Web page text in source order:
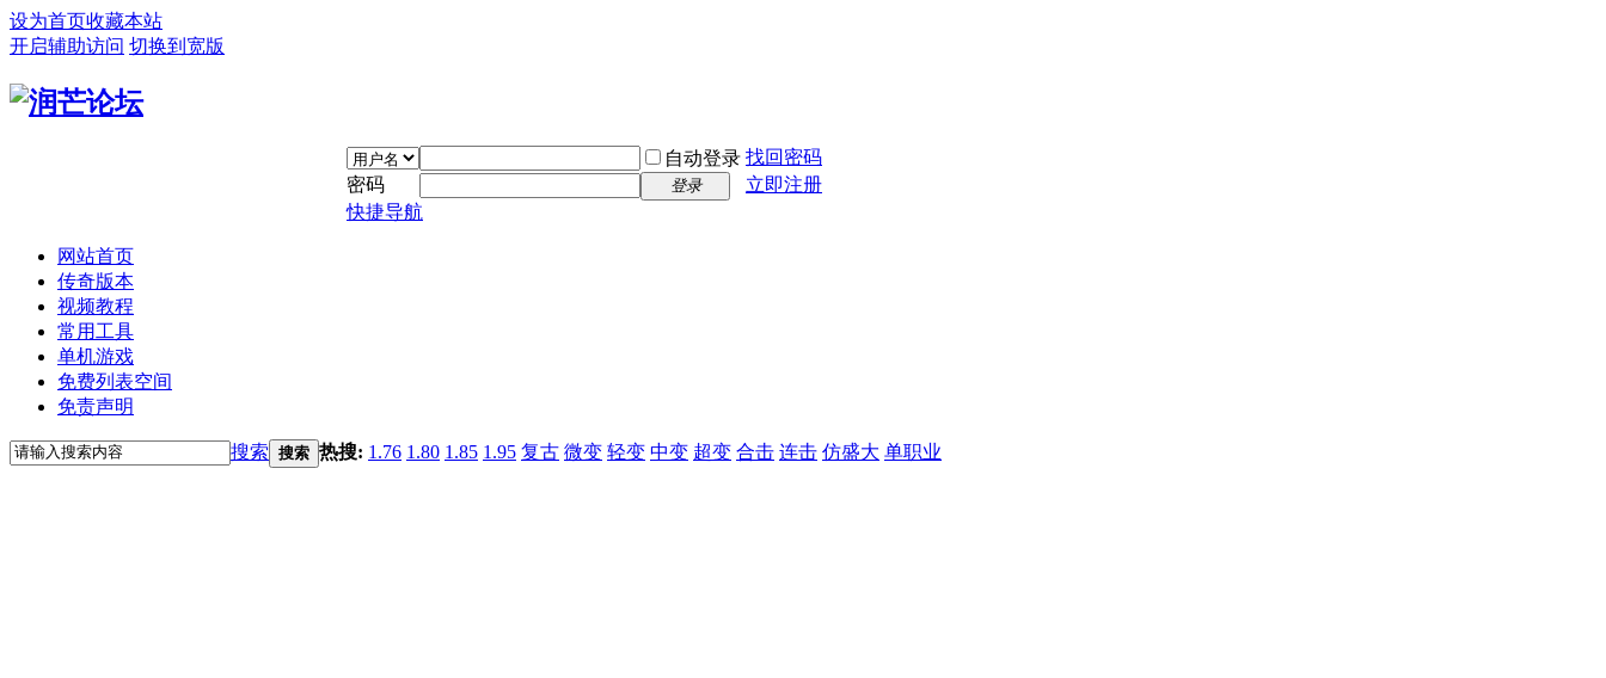
设为首页收藏本站
开启辅助访问 切换到宽版
自动登录 找回密码
密码
登录
立即注册
快捷导航
网站首页
传奇版本
视频教程
常用工具
单机游戏
免费列表空间
免责声明
搜索 搜索 热搜: 1.76 1.80 1.85 1.95 复古 微变 轻变 中变 超变 合击 连击 仿盛大 单职业